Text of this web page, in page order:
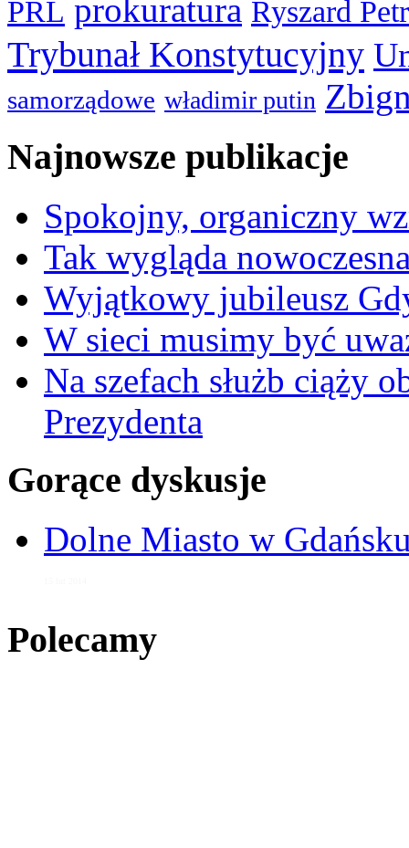
PRL prokuratura Ryszard
Trybunał Konstytucyjny
samorządowe władimir putin
Najnowsze publikacje
Spokojny, organiczny
Tak wygląda
Wyjątkowy jubileusz
W sieci musimy być
Na szefach służb ciąży
Prezydenta
Gorące dyskusje
Dolne Miasto w
Polecamy